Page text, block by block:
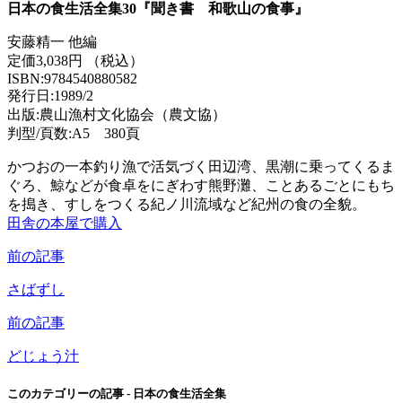
日本の食生活全集30『聞き書 和歌山の食事』
安藤精一 他編
定価3,038円 （税込）
ISBN:9784540880582
発行日:1989/2
出版:農山漁村文化協会（農文協）
判型/頁数:A5 380頁
かつおの一本釣り漁で活気づく田辺湾、黒潮に乗ってくるま
ぐろ、鯨などが食卓をにぎわす熊野灘、ことあるごとにもち
を搗き、すしをつくる紀ノ川流域など紀州の食の全貌。
田舎の本屋で購入
前の記事
さばずし
前の記事
どじょう汁
このカテゴリーの記事 - 日本の食生活全集